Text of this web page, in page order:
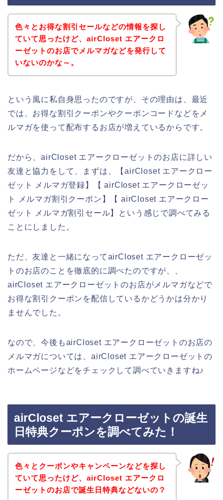
色々とお得な割引セールなどの情報を探し
ていて思ったけど、airCloset エアークロ
ーゼットのお店でメルマガなどを発行して
いないのかな～。
という風に私自身思ったのですが、その理由は、最近
では、お得な割引クーポンやクーポンコードなどをメ
ルマガを使って配布するお店が増えているからです。
だから、airCloset エアークローゼットのお店に詳しい
友達と協力をして、まずは、【airCloset エアークロー
ゼット メルマガ登録】【 airCloset エアークローゼッ
ト メルマガ割引クーポン】【 airCloset エアークロー
ゼット メルマガ割引セール】という感じで調べてみる
ことにしました。
ただ、友達と一緒になってairCloset エアークローゼッ
トのお店のことを徹底的に調べたのですが、、
airCloset エアークローゼットのお店がメルマガなどで
お得な割引クーポンを配信しているかどうかは分かり
ませんでした。
なので、今後もairCloset エアークローゼットのお店の
メルマガについては、airCloset エアークローゼットの
ホームページなどをチェックして調べていきますね♪
airCloset エアークローゼットの誕生
日特典クーポンを調べてみた！
色々とクーポンやキャンペーンなどを探し
ていて思ったけど、airCloset エアークロ
ーゼットのお店で誕生日特典などないの？